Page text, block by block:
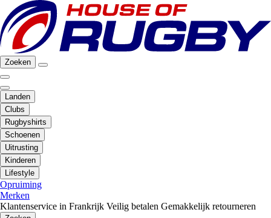
Zoeken
Landen
Clubs
Rugbyshirts
Schoenen
Uitrusting
Kinderen
Lifestyle
Opruiming
Merken
Klantenservice in Frankrijk Veilig betalen Gemakkelijk retourneren